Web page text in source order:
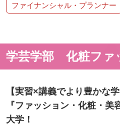
ファイナンシャル・プランナー
学芸学部 化粧ファ
【実習×講義でより豊かな
『ファッション・化粧・美
大学！